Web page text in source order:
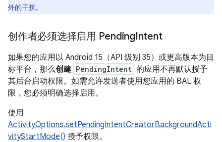
外的干扰。
创作者必须选择启用 PendingIntent
如果您的应用以 Android 15（API 级别 35）或更高版本为目
标平台，那么创建 PendingIntent 的应用不再默认授予
其后台启动权限。如需允许发送者使用您应用的 BAL 权
限，您必须明确选择启用。
使用
ActivityOptions.setPendingIntentCreatorBackgroundActi
vityStartMode() 授予权限。